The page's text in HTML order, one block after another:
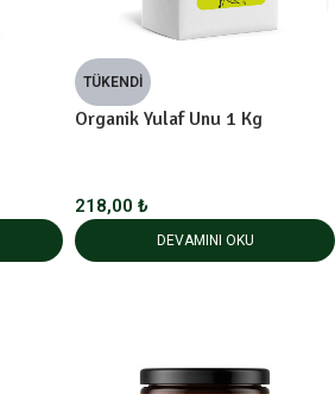
TÜKENDI
Organik Yulaf Unu 1 Kg
218,00 ₺
DEVAMINI OKU